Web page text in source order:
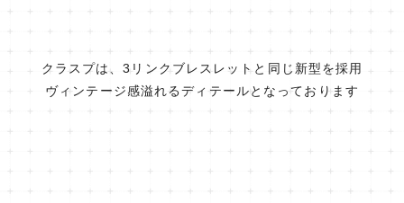
クラスプは、3リンクブレスレットと同じ新型を採用
ヴィンテージ感溢れるディテールとなっております